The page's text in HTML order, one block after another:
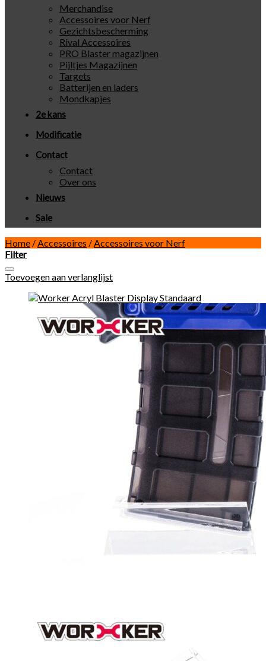
Merchandise
Accessoires voor Nerf
Gezichtsbescherming
Rival Accessoires
PRO Blaster magazijnen
Pijltjes Magazijnen
Targets
Batterijen en laders
Mondkapjes
2e kans
Modificatie
Contact
Contact
Over ons
Nieuws
Sale
Home /Accessoires /Accessoires voor Nerf
Filter
Toevoegen aan verlanglijst